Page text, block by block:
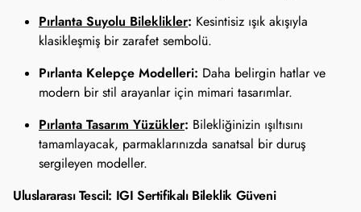
Pırlanta Suyolu Bileklikler: Kesintisiz ışık akışıyla
klasikleşmiş bir zarafet sembolü.
Pırlanta Kelepçe Modelleri: Daha belirgin hatlar ve
modern bir stil arayanlar için mimari tasarımlar.
Pırlanta Tasarım Yüzükler: Bilekliğinizin ışıltısını
tamamlayacak, parmaklarınızda sanatsal bir duruş
sergileyen modeller.
Uluslararası Tescil: IGI Sertifikalı Bileklik Güveni